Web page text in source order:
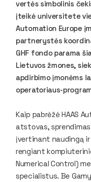
vertės simbolinis
įteikė universitete
Automation Europe
partnerystės
GHF fondo parama
Lietuvos žmones,
apdirbimo įmonėms
operatoriaus-
Kaip pabrėžėHAAS
atstovas,
įvertinant naudingą ir
rengiant
Numerical Control)
specialistus. Be